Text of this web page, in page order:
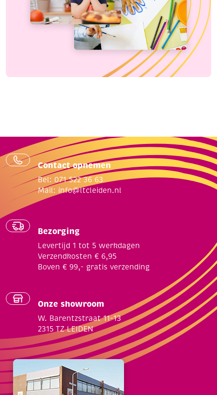
Contact opnemen
Bel: 071 522 36 63
Mail: info@ltcleiden.nl
Bezorging
Levertijd 1 tot 5 werkdagen
Verzendkosten € 6,95
Boven € 99,- gratis verzending
Onze showroom
W. Barentzstraat 11-13
2315 TZ LEIDEN